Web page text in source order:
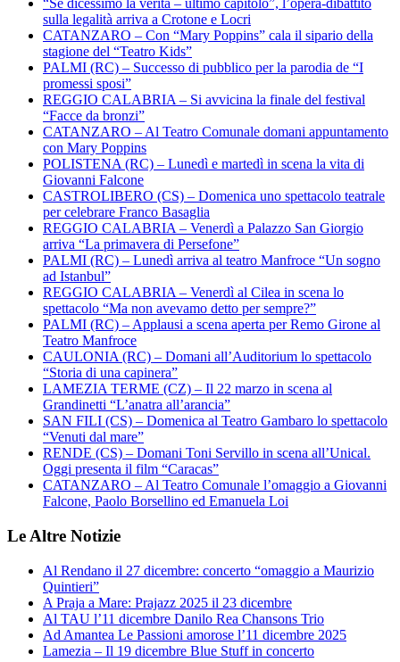
“Se dicessimo la verità – ultimo capitolo”, l’opera-dibattito
sulla legalità arriva a Crotone e Locri
CATANZARO – Con “Mary Poppins” cala il sipario della
stagione del “Teatro Kids”
PALMI (RC) – Successo di pubblico per la parodia de “I
promessi sposi”
REGGIO CALABRIA – Si avvicina la finale del festival
“Facce da bronzi”
CATANZARO – Al Teatro Comunale domani appuntamento
con Mary Poppins
POLISTENA (RC) – Lunedì e martedì in scena la vita di
Giovanni Falcone
CASTROLIBERO (CS) – Domenica uno spettacolo teatrale
per celebrare Franco Basaglia
REGGIO CALABRIA – Venerdì a Palazzo San Giorgio
arriva “La primavera di Persefone”
PALMI (RC) – Lunedì arriva al teatro Manfroce “Un sogno
ad Istanbul”
REGGIO CALABRIA – Venerdì al Cilea in scena lo
spettacolo “Ma non avevamo detto per sempre?”
PALMI (RC) – Applausi a scena aperta per Remo Girone al
Teatro Manfroce
CAULONIA (RC) – Domani all’Auditorium lo spettacolo
“Storia di una capinera”
LAMEZIA TERME (CZ) – Il 22 marzo in scena al
Grandinetti “L’anatra all’arancia”
SAN FILI (CS) – Domenica al Teatro Gambaro lo spettacolo
“Venuti dal mare”
RENDE (CS) – Domani Toni Servillo in scena all’Unical.
Oggi presenta il film “Caracas”
CATANZARO – Al Teatro Comunale l’omaggio a Giovanni
Falcone, Paolo Borsellino ed Emanuela Loi
Le Altre Notizie
Al Rendano il 27 dicembre: concerto “omaggio a Maurizio
Quintieri”
A Praja a Mare: Prajazz 2025 il 23 dicembre
Al TAU l’11 dicembre Danilo Rea Chansons Trio
Ad Amantea Le Passioni amorose l’11 dicembre 2025
Lamezia – Il 19 dicembre Blue Stuff in concerto